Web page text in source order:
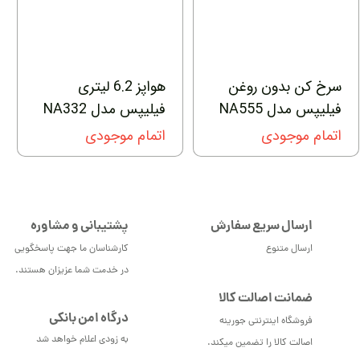
سرخ کن بدون روغن
فیلیپس مدل NA555
اتمام موجودی
هواپز 6.2 لیتری
فیلیپس مدل NA332
اتمام موجودی
ارسال سریع سفارش
ارسال متنوع
درگاه امن بانکی
به زودی اعلام خواهد شد
پشتیبانی و مشاوره
کارشناسان ما جهت پاسخگویی
در خدمت شما عزیزان هستند.
ضمانت اصالت کالا
فروشگاه اینترنتی جورینه
اصالت کالا را تضمین میکند.